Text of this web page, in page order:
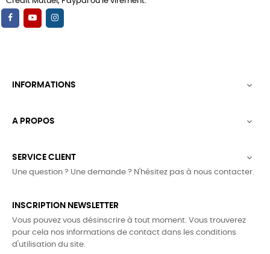
INFORMATIONS 
A PROPOS 
SERVICE CLIENT 
Une question ? Une demande ? N'hésitez pas à nous contacter.
INSCRIPTION NEWSLETTER
Vous pouvez vous désinscrire à tout moment. Vous trouverez
pour cela nos informations de contact dans les conditions
d'utilisation du site.